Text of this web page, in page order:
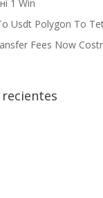
1 Win
Usdt Polygon To
Fees Now